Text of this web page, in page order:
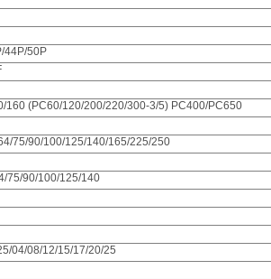
44P/50P
160 (PC60/120/200/220/300-3/5) PC400/PC650
75/90/100/125/140/165/225/250
75/90/100/125/140
04/08/12/15/17/20/25